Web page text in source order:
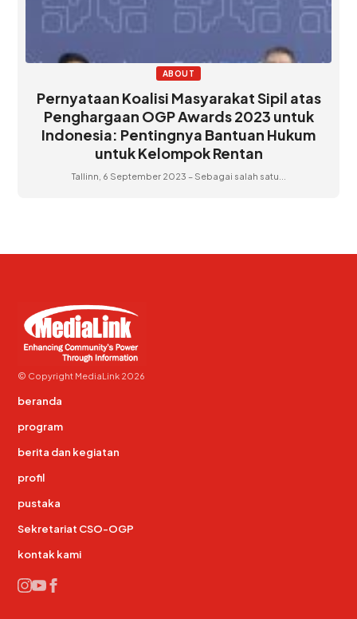
ABOUT
Pernyataan Koalisi Masyarakat Sipil atas
Penghargaan OGP Awards 2023 untuk
Indonesia: Pentingnya Bantuan Hukum
untuk Kelompok Rentan
Tallinn, 6 September 2023 – Sebagai salah satu...
© Copyright MediaLink 2026
beranda
program
berita dan kegiatan
profil
pustaka
Sekretariat CSO-OGP
kontak kami